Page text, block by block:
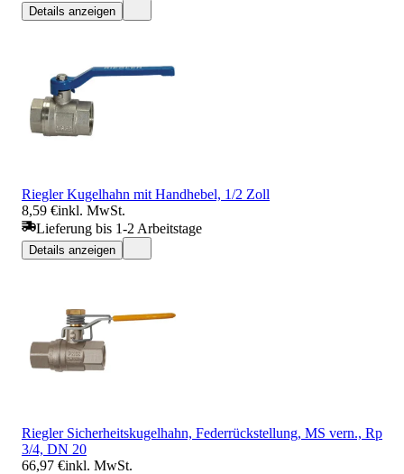
Details anzeigen
Riegler Kugelhahn mit Handhebel, 1/2 Zoll
8,59 €inkl. MwSt.
Lieferung bis 1-2 Arbeitstage
Details anzeigen
Riegler Sicherheitskugelhahn, Federrückstellung, MS vern., Rp
3/4, DN 20
66,97 €inkl. MwSt.